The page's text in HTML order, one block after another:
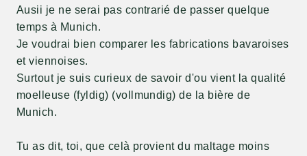
Ausii je ne serai pas contrarié de passer quelque
temps à Munich.
Je voudrai bien comparer les fabrications bavaroises
et viennoises.
Surtout je suis curieux de savoir d'ou vient la qualité
moelleuse (fyldig) (vollmundig) de la bière de
Munich.
Tu as dit, toi, que celà provient du maltage moins